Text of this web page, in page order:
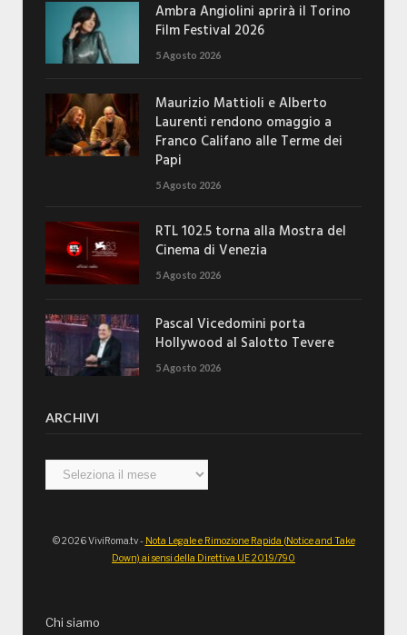
Ambra Angiolini aprirà il Torino
Film Festival 2026
5 Agosto 2026
Maurizio Mattioli e Alberto
Laurenti rendono omaggio a
Franco Califano alle Terme dei
Papi
5 Agosto 2026
RTL 102.5 torna alla Mostra del
Cinema di Venezia
5 Agosto 2026
Pascal Vicedomini porta
Hollywood al Salotto Tevere
5 Agosto 2026
ARCHIVI
Archivi
© 2026 ViviRoma.tv - Nota Legale e Rimozione Rapida (Notice and Take
Down) ai sensi della Direttiva UE 2019/790
Chi siamo